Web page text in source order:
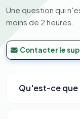
Une question qui
moins de 2 heures.
Contacter le
Qu'est-ce que